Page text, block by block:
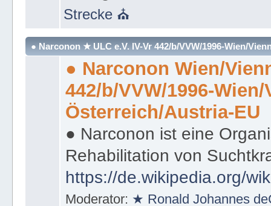
Strecke ⛪
● Narconon ★ ULC e.V. IV-Vr 442/b/VVW/1996-Wien/
● Narconon Wien/
442/b/VVW/1996-Wien/
Österreich/Austria-EU
● Narconon ist eine
Rehabilitation von
https://de.wikipedia.org/
Moderator: ★ Ronald Johannes